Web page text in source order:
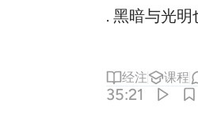
. 黑暗与光明
经注 课程
35:21